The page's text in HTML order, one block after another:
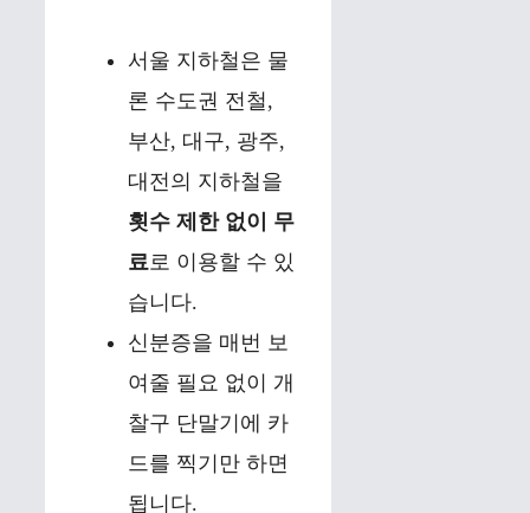
서울 지하철은 물
론 수도권 전철,
부산, 대구, 광주,
대전의 지하철을
횟수 제한 없이 무
료로 이용할 수 있
습니다.
신분증을 매번 보
여줄 필요 없이 개
찰구 단말기에 카
드를 찍기만 하면
됩니다.